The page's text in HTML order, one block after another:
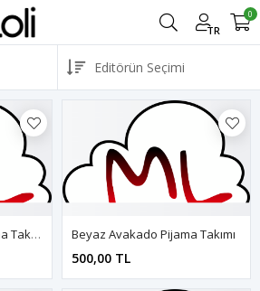
TR
0
Bej Panda Desen Pijama Takımı Beyaz Avakado Pijama Takımı
500,00 TL